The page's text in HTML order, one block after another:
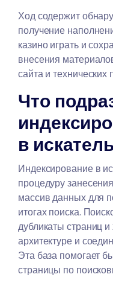
Ход содержит
получение
казино игратьи
внесения
сайта и технических
Что
в
Индексирование в
процедуру
массив данных для
итогах поиска.
дубликаты страниц
архитектуре и
Эта база помогает
страницы по